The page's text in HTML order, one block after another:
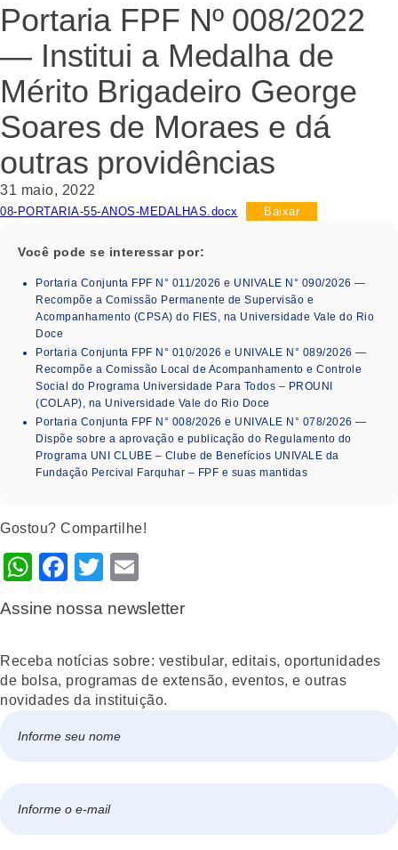
Portaria FPF Nº 008/2022
— Institui a Medalha de
Mérito Brigadeiro George
Soares de Moraes e dá
outras providências
31 maio, 2022
08-PORTARIA-55-ANOS-MEDALHAS.docx Baixar
Você pode se interessar por:
Portaria Conjunta FPF N° 011/2026 e UNIVALE N° 090/2026 —
Recompõe a Comissão Permanente de Supervisão e
Acompanhamento (CPSA) do FIES, na Universidade Vale do Rio
Doce
Portaria Conjunta FPF N° 010/2026 e UNIVALE N° 089/2026 —
Recompõe a Comissão Local de Acompanhamento e Controle
Social do Programa Universidade Para Todos – PROUNI
(COLAP), na Universidade Vale do Rio Doce
Portaria Conjunta FPF N° 008/2026 e UNIVALE N° 078/2026 —
Dispõe sobre a aprovação e publicação do Regulamento do
Programa UNI CLUBE – Clube de Benefícios UNIVALE da
Fundação Percival Farquhar – FPF e suas mantidas
Gostou? Compartilhe!
WhatsApp
Facebook
Twitter
Assine nossa newsletter
Receba notícias sobre: vestibular, editais, oportunidades
de bolsa, programas de extensão, eventos, e outras
novidades da instituição.
mail